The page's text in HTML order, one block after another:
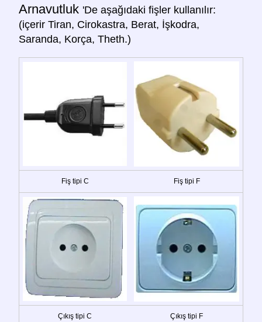
Arnavutluk 'De aşağıdaki fişler kullanılır:
(içerir Tiran, Cirokastra, Berat, İşkodra,
Saranda, Korça, Theth.)
Fiş tipi C Fiş tipi F
Çıkış tipi C Çıkış tipi F